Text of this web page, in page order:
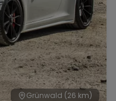
Grünwald (26 km)